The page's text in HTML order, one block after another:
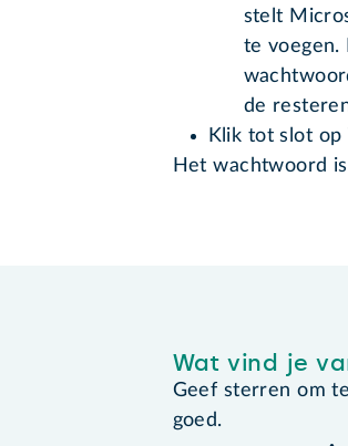
stelt
te
de
Klik tot slot op
Het wachtwoord
Wat vind je
Geef sterren om
goed.